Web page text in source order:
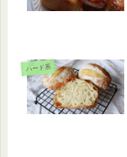
ハード系